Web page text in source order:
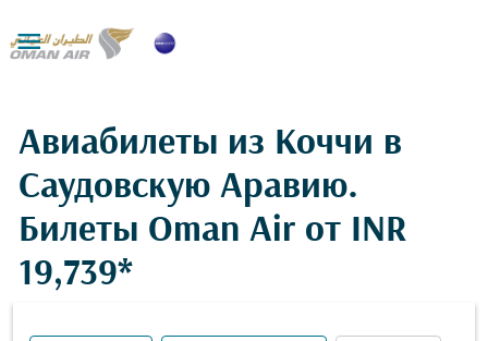

Авиабилеты из Коччи в
Саудовскую Аравию.
Билеты Oman Air от INR
19,739*